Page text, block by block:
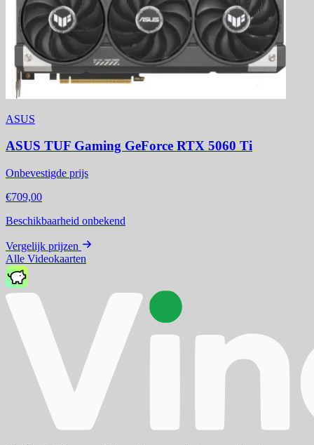
ASUS
ASUS TUF Gaming GeForce RTX 5060 Ti
Onbevestigde prijs
€709,00
Beschikbaarheid onbekend
Vergelijk prijzen
Alle Videokaarten